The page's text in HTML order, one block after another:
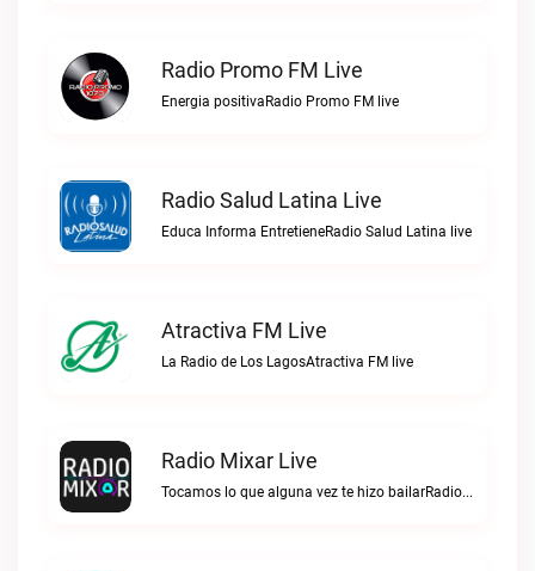
Radio Promo FM Live
Energia positivaRadio Promo FM live
Radio Salud Latina Live
Educa Informa EntretieneRadio Salud Latina live
Atractiva FM Live
La Radio de Los LagosAtractiva FM live
Radio Mixar Live
Tocamos lo que alguna vez te hizo bailarRadio Mixar live